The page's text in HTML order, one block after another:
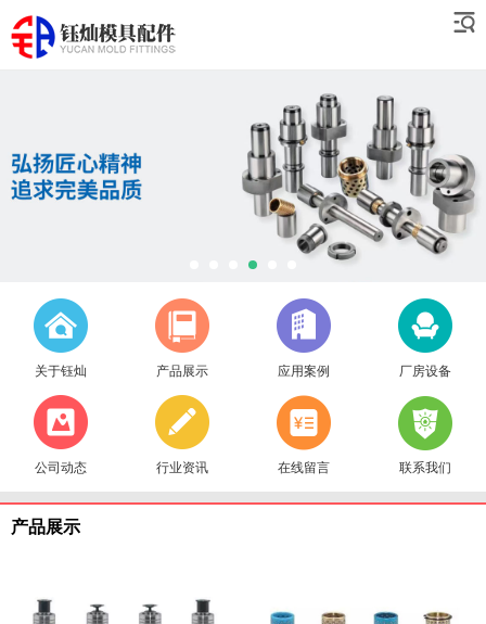
关于钰灿 产品展示 应用案例 厂房设备
公司动态 行业资讯 在线留言 联系我们
产品展示